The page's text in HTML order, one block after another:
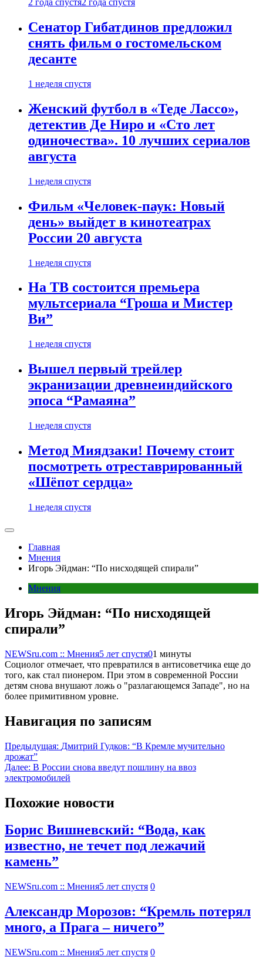
2 года спустя2 года спустя
Сенатор Гибатдинов предложил
снять фильм о гостомельском
десанте
1 неделя спустя
Женский футбол в «Теде Лассо»,
детектив Де Ниро и «Сто лет
одиночества». 10 лучших сериалов
августа
1 неделя спустя
Фильм «Человек-паук: Новый
день» выйдет в кинотеатрах
России 20 августа
1 неделя спустя
На ТВ состоится премьера
мультсериала “Гроша и Мистер
Ви”
1 неделя спустя
Вышел первый трейлер
экранизации древнеиндийского
эпоса “Рамаяна”
1 неделя спустя
Метод Миядзаки! Почему стоит
посмотреть отреставрированный
«Шёпот сердца»
1 неделя спустя
Главная
Мнения
Игорь Эйдман: “По нисходящей спирали”
Мнения
Игорь Эйдман: “По нисходящей
спирали”
NEWSru.com :: Мнения5 лет спустя01 минуты
Социолог отмечает, что превратился в антисоветчика еще до
того, как стал пионером. При этом в современной России
детям снова внушают ложь о "разлагающемся Западе", но на
более примитивном уровне.
Навигация по записям
Предыдущая: Дмитрий Гудков: “В Кремле мучительно
дрожат”
Далее: В России снова введут пошлину на ввоз
электромобилей
Похожие новости
Борис Вишневский: “Вода, как
известно, не течет под лежачий
камень”
NEWSru.com :: Мнения5 лет спустя 0
Александр Морозов: “Кремль потерял
много, а Прага – ничего”
NEWSru.com :: Мнения5 лет спустя 0